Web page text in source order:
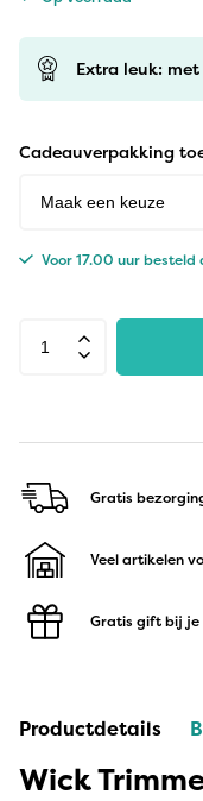
Extra leuk:
Cadeauverpakking
Voor 17.00 uur
Gratis
Veel artikelen
Gratis gift bij je
Productdetails
Wick